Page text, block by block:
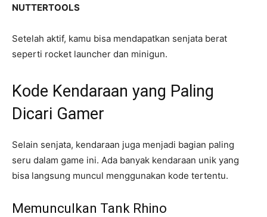
NUTTERTOOLS
Setelah aktif, kamu bisa mendapatkan senjata berat
seperti rocket launcher dan minigun.
Kode Kendaraan yang Paling
Dicari Gamer
Selain senjata, kendaraan juga menjadi bagian paling
seru dalam game ini. Ada banyak kendaraan unik yang
bisa langsung muncul menggunakan kode tertentu.
Memunculkan Tank Rhino